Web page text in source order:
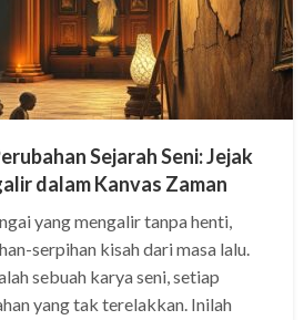
Sejarah Seni: Jejak
dalam Kanvas Zaman
yang mengalir tanpa henti,
serpihan kisah dari masa lalu.
sebuah karya seni, setiap
yang tak terelakkan. Inilah